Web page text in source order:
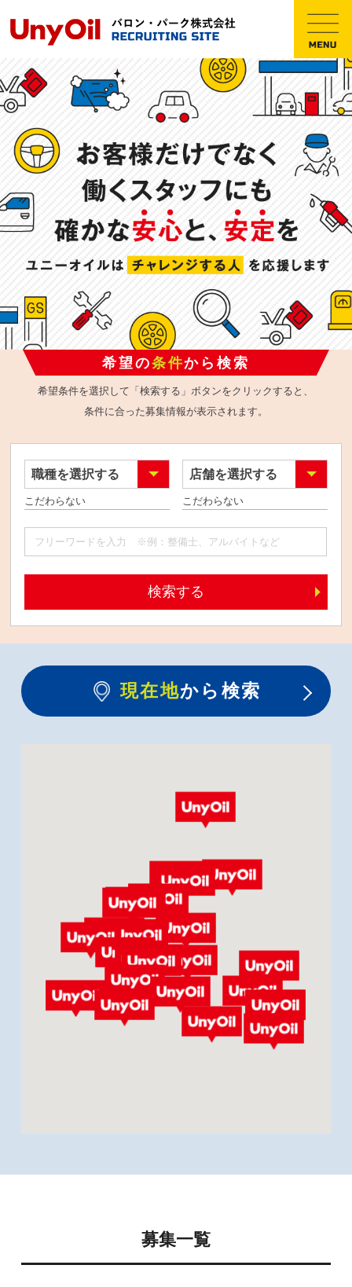
希望の条件から検索
希望条件を選択して「検索する」ボタンをクリックすると、
条件に合った募集情報が表示されます。
職種を選択する 店舗を選択する
検索する
現在地から検索
募集一覧